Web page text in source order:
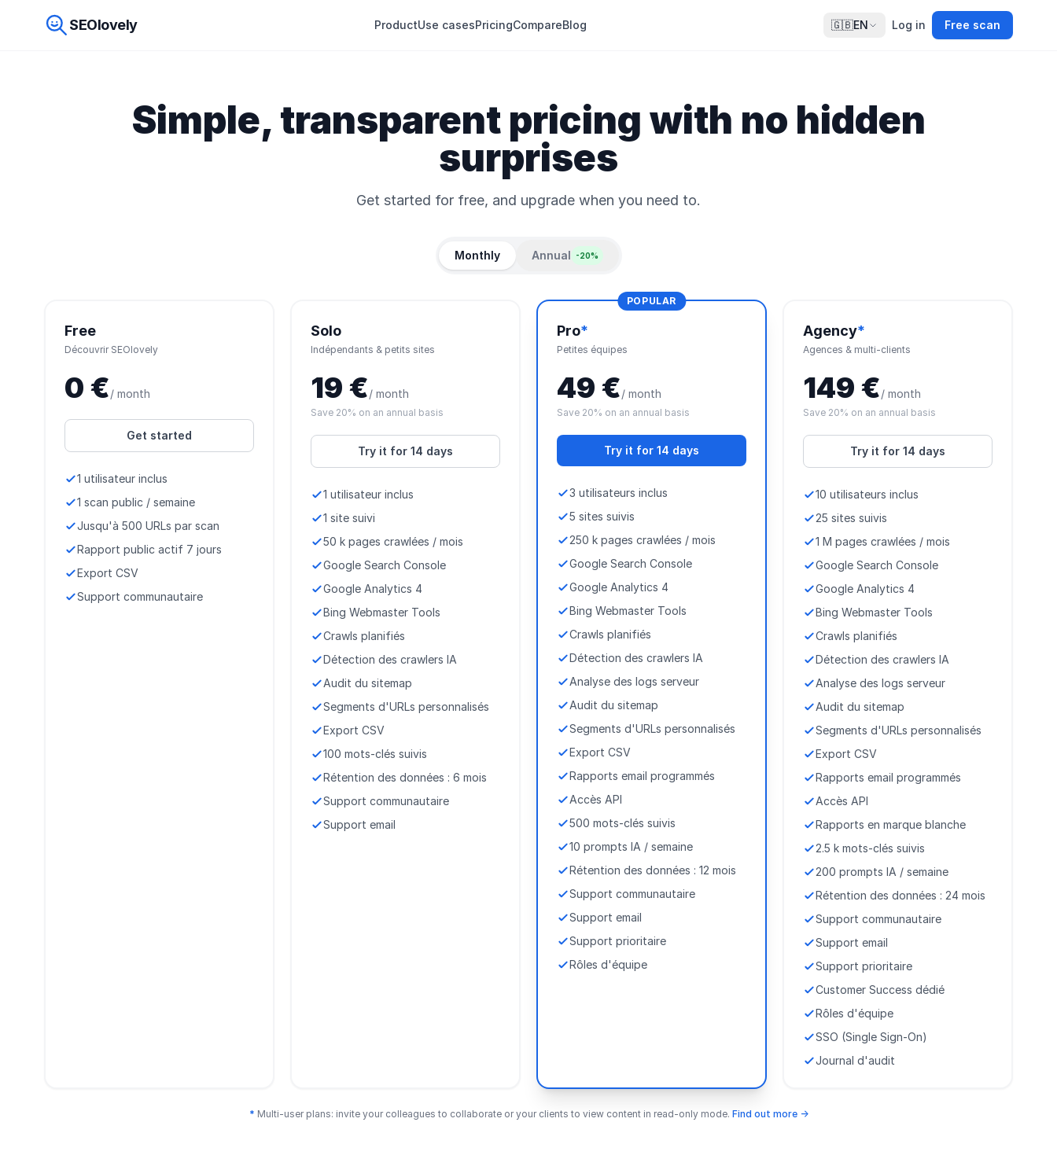
SEOlovely ProductUse casesPricingCompareBlog 🇬🇧EN Log in Free scan
Simple, transparent pricing with no hidden
surprises
Get started for free, and upgrade when you need to.
Monthly Annual -20%
Free
Découvrir SEOlovely
0 €/ month
Get started
1 utilisateur inclus
1 scan public / semaine
Jusqu'à 500 URLs par scan
Rapport public actif 7 jours
Export CSV
Support communautaire
Solo
Indépendants & petits sites
19 €/ month
Save 20% on an annual basis
Try it for 14 days
1 utilisateur inclus
1 site suivi
50 k pages crawlées / mois
Google Search Console
Google Analytics 4
Bing Webmaster Tools
Crawls planifiés
Détection des crawlers IA
Audit du sitemap
Segments d'URLs personnalisés
Export CSV
100 mots-clés suivis
Rétention des données : 6 mois
Support communautaire
Support email
POPULAR
Pro*
Petites équipes
49 €/ month
Save 20% on an annual basis
Try it for 14 days
3 utilisateurs inclus
5 sites suivis
250 k pages crawlées / mois
Google Search Console
Google Analytics 4
Bing Webmaster Tools
Crawls planifiés
Détection des crawlers IA
Analyse des logs serveur
Audit du sitemap
Segments d'URLs personnalisés
Export CSV
Rapports email programmés
Accès API
500 mots-clés suivis
10 prompts IA / semaine
Rétention des données : 12 mois
Support communautaire
Support email
Support prioritaire
Rôles d'équipe
Agency*
Agences & multi-clients
149 €/ month
Save 20% on an annual basis
Try it for 14 days
10 utilisateurs inclus
25 sites suivis
1 M pages crawlées / mois
Google Search Console
Google Analytics 4
Bing Webmaster Tools
Crawls planifiés
Détection des crawlers IA
Analyse des logs serveur
Audit du sitemap
Segments d'URLs personnalisés
Export CSV
Rapports email programmés
Accès API
Rapports en marque blanche
2.5 k mots-clés suivis
200 prompts IA / semaine
Rétention des données : 24 mois
Support communautaire
Support email
Support prioritaire
Customer Success dédié
Rôles d'équipe
SSO (Single Sign-On)
Journal d'audit
* Multi-user plans: invite your colleagues to collaborate or your clients to view content in read-only mode. Find out more →